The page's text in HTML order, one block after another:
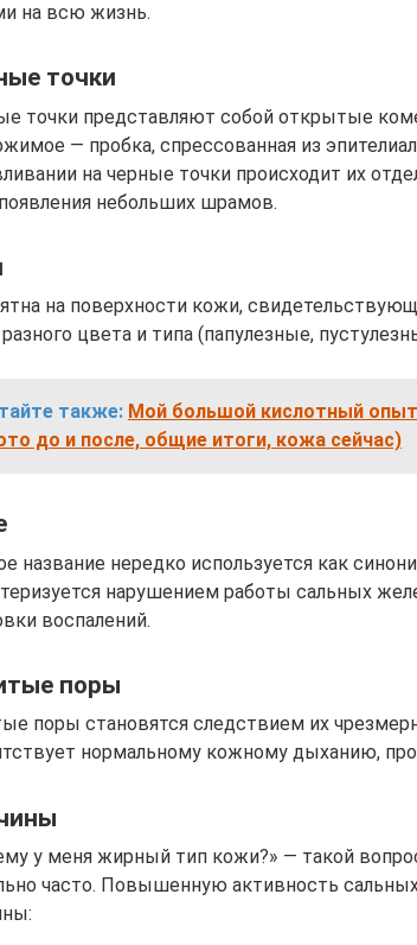
на всю жизнь.
точки
точки представляют собой открытые
— пробка, спрессованная из
на черные точки происходит их
небольших шрамов.
на поверхности кожи,
цвета и типа (папулезные,
также: Мой большой кислотный
до и после, общие итоги, кожа сейчас)
название нередко используется как
нарушением работы сальных
воспалений.
поры
поры становятся следствием их
нормальному кожному дыханию,
у меня жирный тип кожи?» — такой
часто. Повышенную активность